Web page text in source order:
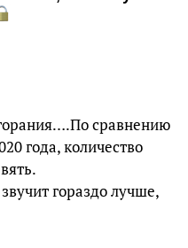
сравнению
года, количество
гораздо лучше,